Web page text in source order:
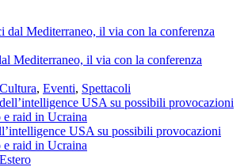
Mediterraneo, il via con la conferenza
Cultura, Eventi, Spettacoli
USA su possibili provocazioni
e raid in Ucraina
Estero